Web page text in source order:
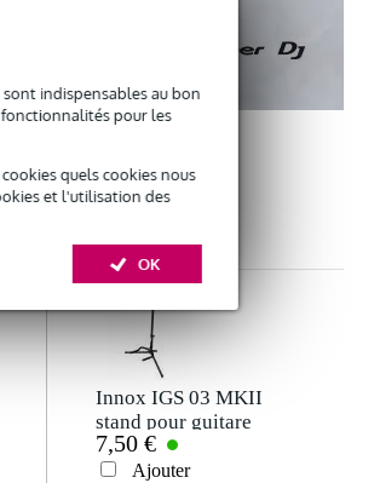
sont indispensables au bon
pour les
quels cookies nous
et l'utilisation des
OK
Donner votre avis
Votre nom
Votre avis
Il n'y a pas encore d'avis pour ce produit.
Innox IGS 03 MKII
stand pour guitare
7,50 €
Ajouter